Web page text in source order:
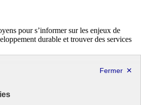
pour s’informer sur les enjeux de
durable et trouver des services
une nouvelle fenêtre